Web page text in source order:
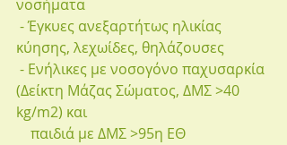
νοσήματα
κύησης, λεχωίδες, θηλάζουσες
(Δείκτη Μάζας Σώματος, ΔΜΣ >40
kg/m2) και
    παιδιά με ΔΜΣ >95η ΕΘ